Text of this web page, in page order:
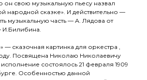
он свою музыкальную пьесу назвал
народной сказке». И действительно —
музыкальную часть — А. Лядова от
И.Билибина.
сказочная картинка для оркестра ,
Посвящена Николаю Николаевичу
состоялось 21 февраля 1909
Особенностью данной